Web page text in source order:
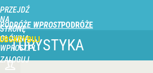
PRZEJDŹ
NA
STRONĘ
GŁÓWNĄ
WPROST.PL
PODRÓŻE WPROST
ZALOGUJ
TURYSTYKA